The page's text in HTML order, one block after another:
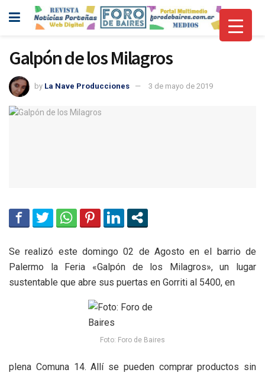
Galpón de los Milagros
by La Nave Producciones 3 de mayo de 2019
Se realizó este domingo 02 de Agosto en el barrio de
Palermo la Feria «Galpón de los Milagros», un lugar
sustentable que abre sus puertas en Gorriti al 5400, en
Foto: Foro de Baires
plena Comuna 14. Allí se pueden comprar productos sin